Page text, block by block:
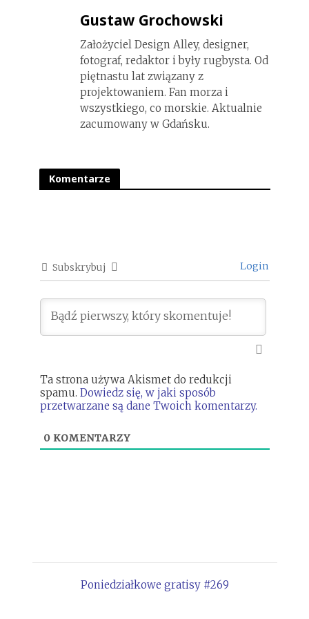
Gustaw Grochowski
Założyciel Design Alley, designer,
fotograf, redaktor i były rugbysta. Od
piętnastu lat związany z
projektowaniem. Fan morza i
wszystkiego, co morskie. Aktualnie
zacumowany w Gdańsku.
Komentarze
Subskrybuj Login
Ta strona używa Akismet do redukcji
spamu. Dowiedz się, w jaki sposób
przetwarzane są dane Twoich komentarzy.
0KOMENTARZY
Poniedziałkowe gratisy #269